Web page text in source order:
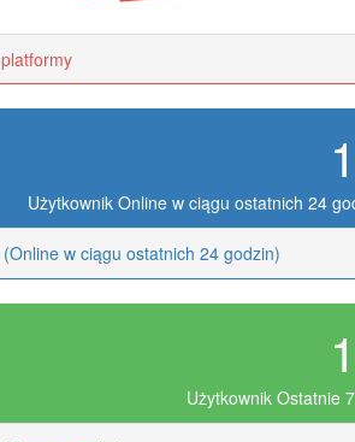
Użytkownik Online w ciągu ostatnich 24
w ciągu ostatnich 24 godzin)
Użytkownik Ostatnie